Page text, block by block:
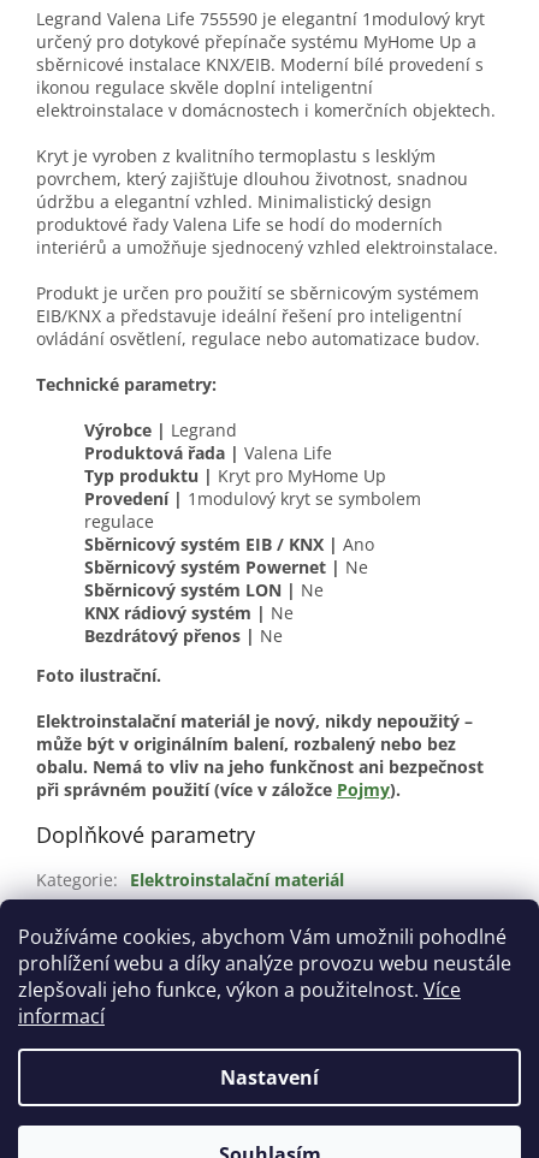
Používáme cookies, abychom Vám umožnili pohodlné
prohlížení webu a díky analýze provozu webu neustále
zlepšovali jeho funkce, výkon a použitelnost. Více
informací
Nastavení
Legrand Valena Life 755590 je elegantní 1modulový kryt
určený pro dotykové přepínače systému MyHome Up a
sběrnicové instalace KNX/EIB. Moderní bílé provedení s
ikonou regulace skvěle doplní inteligentní
elektroinstalace v domácnostech i komerčních objektech.
Kryt je vyroben z kvalitního termoplastu s lesklým
povrchem, který zajišťuje dlouhou životnost, snadnou
údržbu a elegantní vzhled. Minimalistický design
produktové řady Valena Life se hodí do moderních
interiérů a umožňuje sjednocený vzhled elektroinstalace.
Produkt je určen pro použití se sběrnicovým systémem
EIB/KNX a představuje ideální řešení pro inteligentní
ovládání osvětlení, regulace nebo automatizace budov.
Technické parametry:
Výrobce | Legrand
Produktová řada | Valena Life
Typ produktu | Kryt pro MyHome Up
Provedení | 1modulový kryt se symbolem
regulace
Sběrnicový systém EIB / KNX | Ano
Sběrnicový systém Powernet | Ne
Sběrnicový systém LON | Ne
KNX rádiový systém | Ne
Bezdrátový přenos | Ne
Foto ilustrační.
Elektroinstalační materiál je nový, nikdy nepoužitý –
může být v originálním balení, rozbalený nebo bez
obalu. Nemá to vliv na jeho funkčnost ani bezpečnost
při správném použití (více v záložce Pojmy).
Doplňkové parametry
Kategorie:
Elektroinstalační materiál
Barva:
Bílá
Materiál: Termoplast
Vytvořil Shoptet